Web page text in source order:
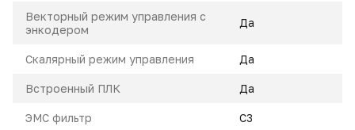
Векторный режим управления с
энкодером
Да
Скалярный режим управления Да
Встроенный ПЛК Да
ЭМС фильтр С3